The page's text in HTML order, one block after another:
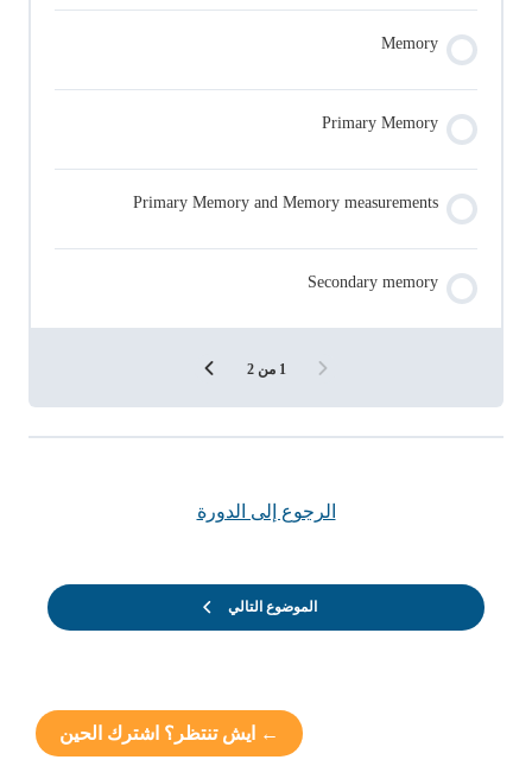
Memory
Primary Memory
Primary Memory and Memory measurements
Secondary memory
1 من 2
الرجوع إلى الدورة
الموضوع التالي
← ايش تنتظر؟ اشترك الحين